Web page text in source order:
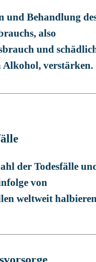
und Behandlung
also
und
Alkohol, verstärken.
der Todesfälle
von
weltweit